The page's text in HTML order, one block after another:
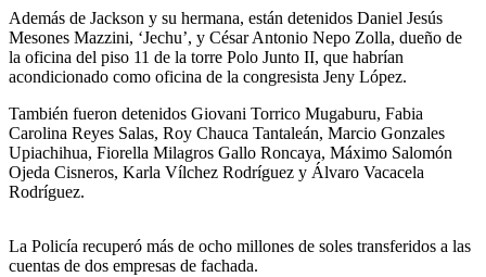
Además de Jackson y su hermana, están detenidos Daniel Jesús
Mesones Mazzini, ‘Jechu’, y César Antonio Nepo Zolla, dueño de
la oficina del piso 11 de la torre Polo Junto II, que habrían
acondicionado como oficina de la congresista Jeny López.
También fueron detenidos Giovani Torrico Mugaburu, Fabia
Carolina Reyes Salas, Roy Chauca Tantaleán, Marcio Gonzales
Upiachihua, Fiorella Milagros Gallo Roncaya, Máximo Salomón
Ojeda Cisneros, Karla Vílchez Rodríguez y Álvaro Vacacela
Rodríguez.
La Policía recuperó más de ocho millones de soles transferidos a las
cuentas de dos empresas de fachada.